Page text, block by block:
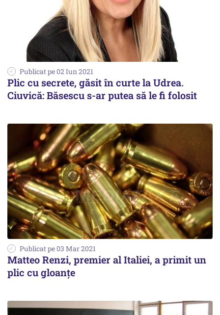
Publicat pe 02 Iun 2021
Plic cu secrete, găsit în curte la Udrea.
Ciuvică: Băsescu s-ar putea să le fi folosit
Publicat pe 03 Mar 2021
Matteo Renzi, premier al Italiei, a primit un
plic cu gloanţe